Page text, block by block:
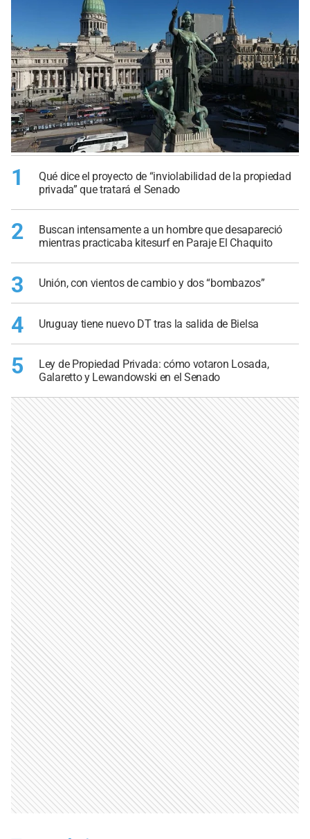
1
Qué dice el proyecto de “inviolabilidad de la propiedad
privada” que tratará el Senado
2
Buscan intensamente a un hombre que desapareció
mientras practicaba kitesurf en Paraje El Chaquito
3 Unión, con vientos de cambio y dos “bombazos”
4 Uruguay tiene nuevo DT tras la salida de Bielsa
5
Ley de Propiedad Privada: cómo votaron Losada,
Galaretto y Lewandowski en el Senado